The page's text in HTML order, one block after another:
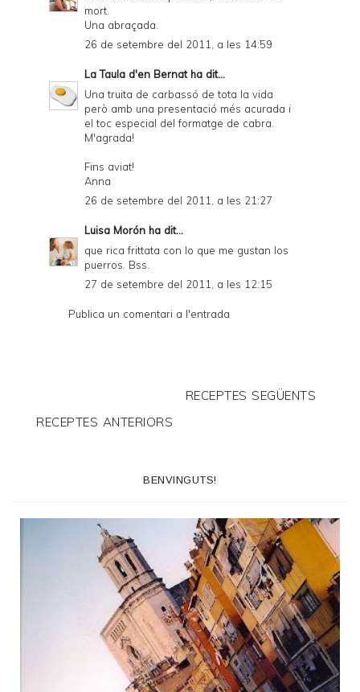
mort.
Una abraçada.
26 de setembre del 2011, a les 14:59
La Taula d'en Bernatha dit...
Una truita de carbassó de tota la vida
però amb una presentació més acurada i
el toc especial del formatge de cabra.
M'agrada!
Fins aviat!
Anna
26 de setembre del 2011, a les 21:27
Luisa Morón ha dit...
que rica frittata con lo que me gustan los
puerros. Bss.
27 de setembre del 2011, a les 12:15
Publica un comentari a l'entrada
RECEPTES SEGÜENTS
RECEPTES ANTERIORS
BENVINGUTS!